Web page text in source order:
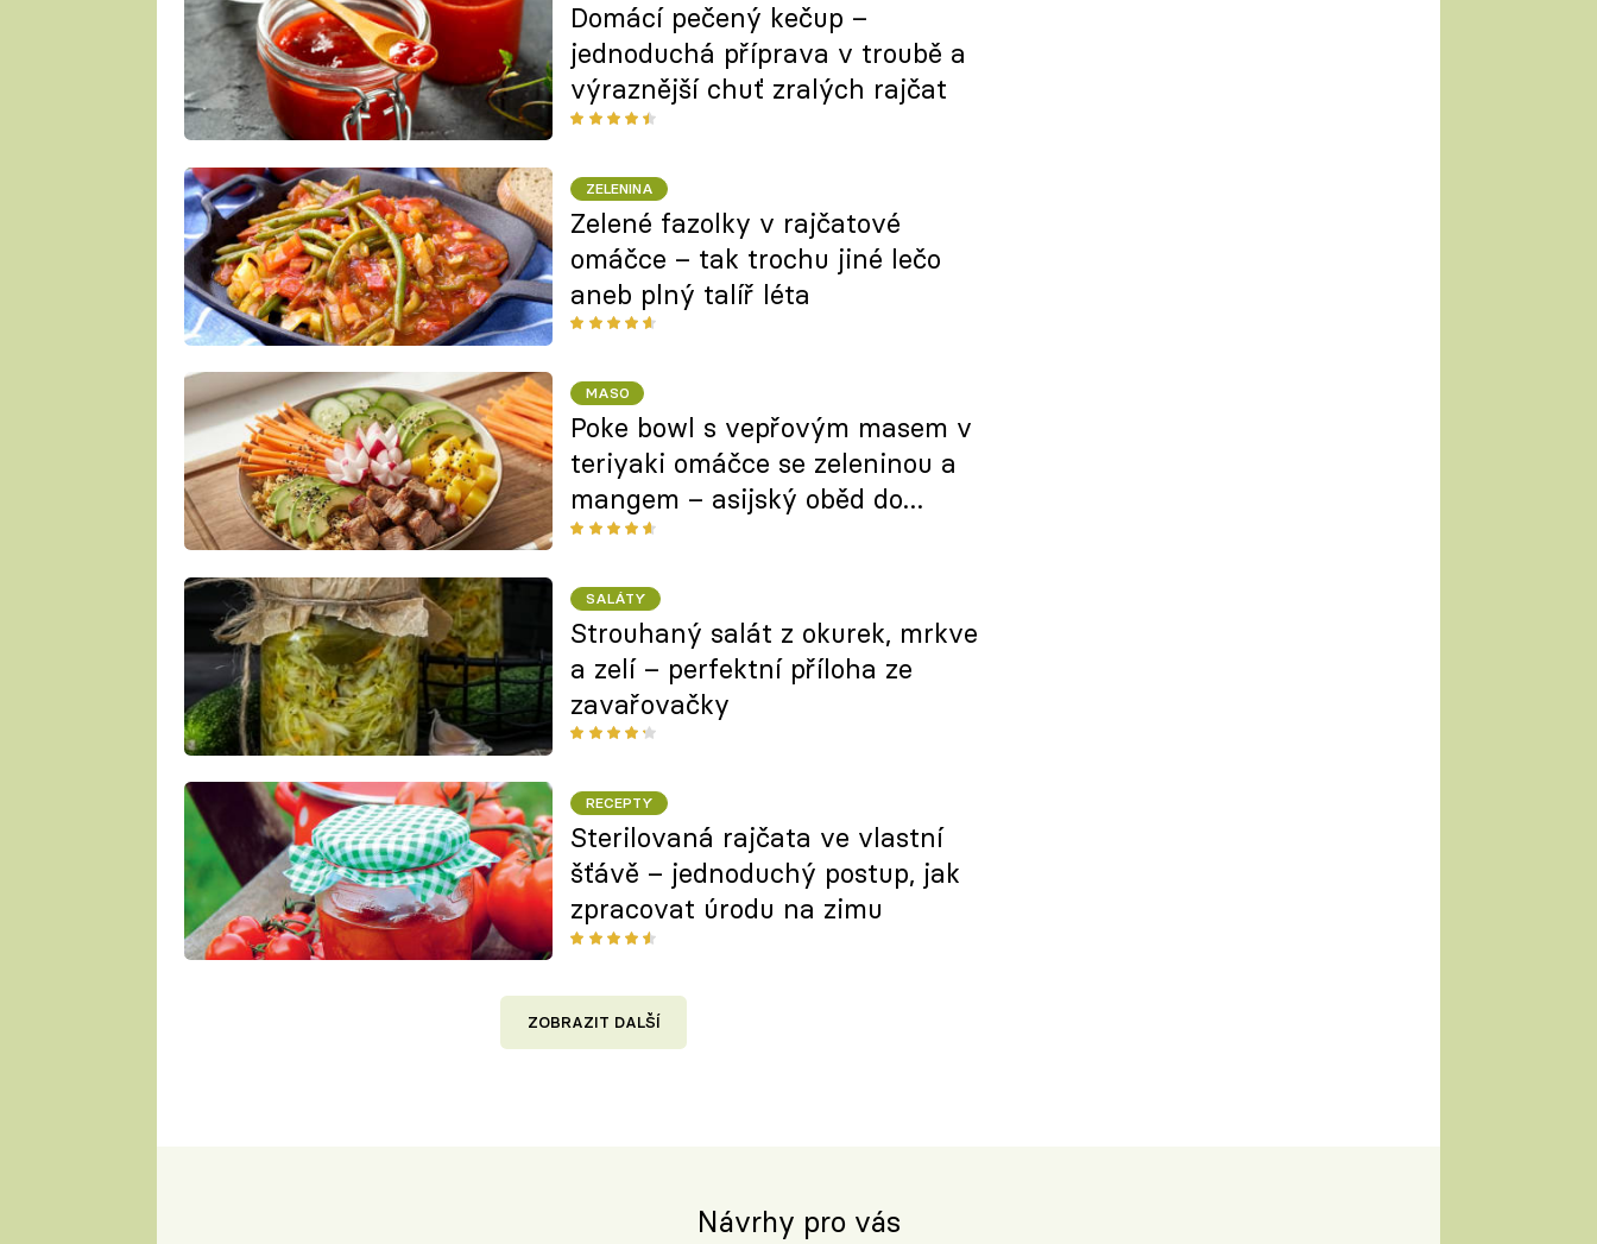
Domácí pečený kečup –
jednoduchá příprava v troubě a
výraznější chuť zralých rajčat
ZELENINA
Zelené fazolky v rajčatové
omáčce – tak trochu jiné lečo
aneb plný talíř léta
MASO
Poke bowl s vepřovým masem v
teriyaki omáčce se zeleninou a
mangem – asijský oběd do
krabičky
SALÁTY
Strouhaný salát z okurek, mrkve
a zelí – perfektní příloha ze
zavařovačky
RECEPTY
Sterilovaná rajčata ve vlastní
šťávě – jednoduchý postup, jak
zpracovat úrodu na zimu
ZOBRAZIT DALŠÍ
Návrhy pro vás